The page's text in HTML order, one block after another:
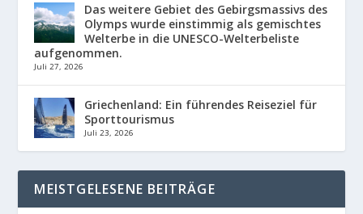
Das weitere Gebiet des Gebirgsmassivs des
Olymps wurde einstimmig als gemischtes
Welterbe in die UNESCO-Welterbeliste
aufgenommen.
Juli 27, 2026
Griechenland: Ein führendes Reiseziel für
Sporttourismus
Juli 23, 2026
MEISTGELESENE BEITRÄGE